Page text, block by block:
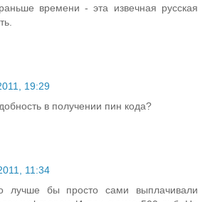
времени - эта извечная русская
19:29
в получении пин кода?
11:34
лучше бы просто сами выплачивали